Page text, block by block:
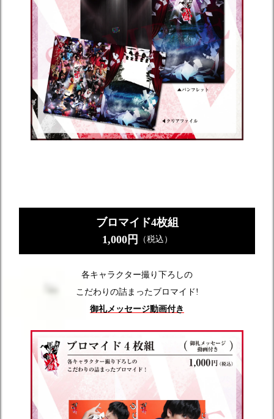
ブロマイド4枚組
1,000円
（税込）
各キャラクター撮り下ろしの
こだわりの詰まったブロマイド!
御礼メッセージ動画付き